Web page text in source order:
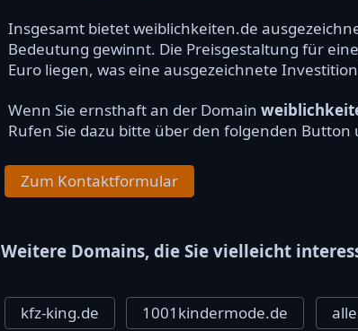
Insgesamt bietet weiblichkeiten.de
Bedeutung gewinnt. Die Preisgestaltung für
Euro liegen, was eine ausgezeichnete
Wenn Sie ernsthaft an der Domain
Rufen Sie dazu bitte über den folgenden
Zum Kontaktformular
Weitere Domains, die Sie vielleicht
kfz-king.de 1001kindermode.de